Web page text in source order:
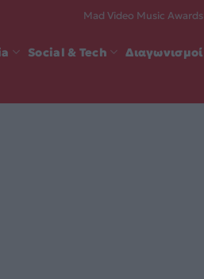
Mad Video Music Awards
Social & Tech Διαγωνισμοί